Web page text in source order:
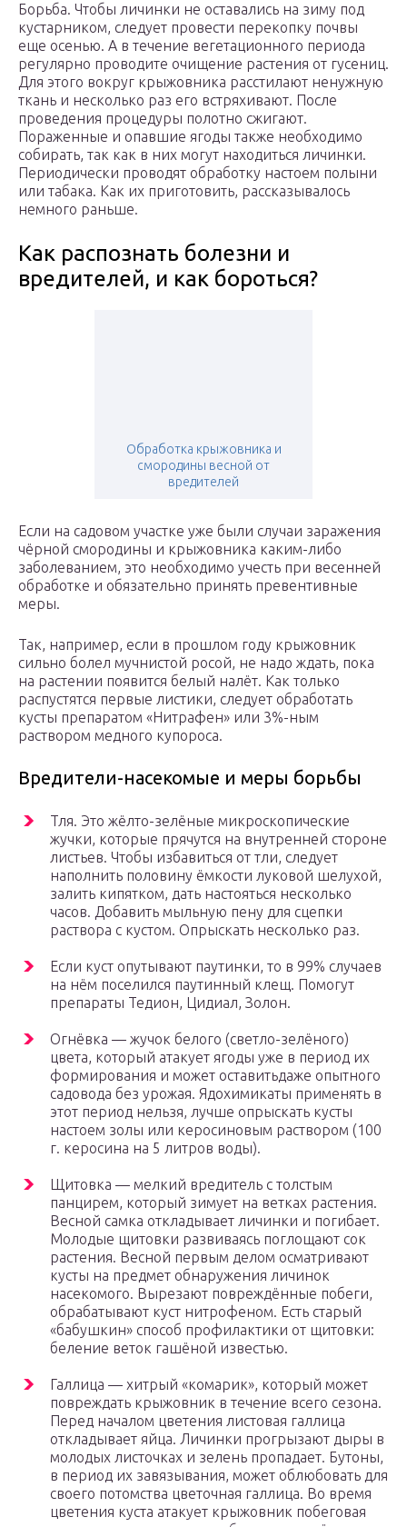
Борьба. Чтобы личинки не оставались на зиму под
кустарником, следует провести перекопку почвы
еще осенью. А в течение вегетационного периода
регулярно проводите очищение растения от гусениц.
Для этого вокруг крыжовника расстилают ненужную
ткань и несколько раз его встряхивают. После
проведения процедуры полотно сжигают.
Пораженные и опавшие ягоды также необходимо
собирать, так как в них могут находиться личинки.
Периодически проводят обработку настоем полыни
или табака. Как их приготовить, рассказывалось
немного раньше.
Как распознать болезни и
вредителей, и как бороться?
Обработка крыжовника и
смородины весной от
вредителей
Если на садовом участке уже были случаи заражения
чёрной смородины и крыжовника каким-либо
заболеванием, это необходимо учесть при весенней
обработке и обязательно принять превентивные
меры.
Так, например, если в прошлом году крыжовник
сильно болел мучнистой росой, не надо ждать, пока
на растении появится белый налёт. Как только
распустятся первые листики, следует обработать
кусты препаратом «Нитрафен» или 3%-ным
раствором медного купороса.
Вредители-насекомые и меры борьбы
Тля. Это жёлто-зелёные микроскопические
жучки, которые прячутся на внутренней стороне
листьев. Чтобы избавиться от тли, следует
наполнить половину ёмкости луковой шелухой,
залить кипятком, дать настояться несколько
часов. Добавить мыльную пену для сцепки
раствора с кустом. Опрыскать несколько раз.
Если куст опутывают паутинки, то в 99% случаев
на нём поселился паутинный клещ. Помогут
препараты Тедион, Цидиал, Золон.
Огнёвка — жучок белого (светло-зелёного)
цвета, который атакует ягоды уже в период их
формирования и может оставитьдаже опытного
садовода без урожая. Ядохимикаты применять в
этот период нельзя, лучше опрыскать кусты
настоем золы или керосиновым раствором (100
г. керосина на 5 литров воды).
Щитовка — мелкий вредитель с толстым
панцирем, который зимует на ветках растения.
Весной самка откладывает личинки и погибает.
Молодые щитовки развиваясь поглощают сок
растения. Весной первым делом осматривают
кусты на предмет обнаружения личинок
насекомого. Вырезают повреждённые побеги,
обрабатывают куст нитрофеном. Есть старый
«бабушкин» способ профилактики от щитовки:
беление веток гашёной известью.
Галлица — хитрый «комарик», который может
повреждать крыжовник в течение всего сезона.
Перед началом цветения листовая галлица
откладывает яйца. Личинки прогрызают дыры в
молодых листочках и зелень пропадает. Бутоны,
в период их завязывания, может облюбовать для
своего потомства цветочная галлица. Во время
цветения куста атакует крыжовник побеговая